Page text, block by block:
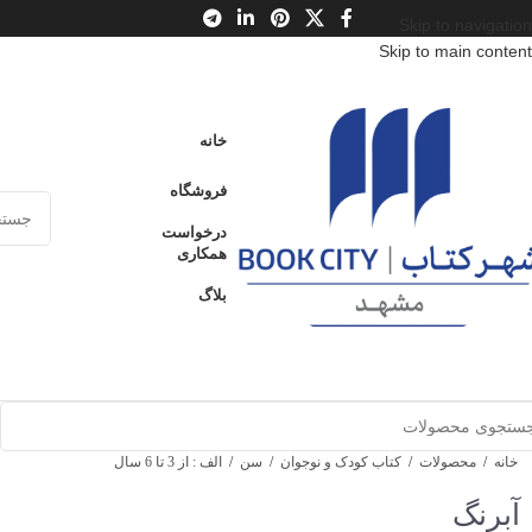
Skip to main content
خانه
فروشگاه
درخواست
همکاری
بلاگ
خانه / محصولات / کتاب کودک و نوجوان / سن / الف : از 3 تا 6 سال
آبرنگ